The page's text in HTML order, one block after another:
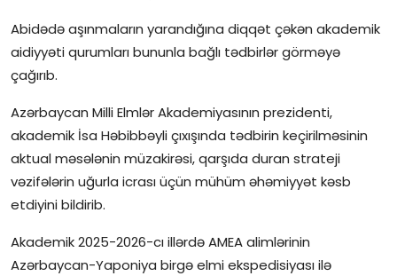
Abidədə aşınmaların yarandığına diqqət çəkən akademik
aidiyyəti qurumları bununla bağlı tədbirlər görməyə
çağırıb.
Azərbaycan Milli Elmlər Akademiyasının prezidenti,
akademik İsa Həbibbəyli çıxışında tədbirin keçirilməsinin
aktual məsələnin müzakirəsi, qarşıda duran strateji
vəzifələrin uğurla icrası üçün mühüm əhəmiyyət kəsb
etdiyini bildirib.
Akademik 2025-2026-cı illərdə AMEA alimlərinin
Azərbaycan-Yaponiya birgə elmi ekspedisiyası ilə